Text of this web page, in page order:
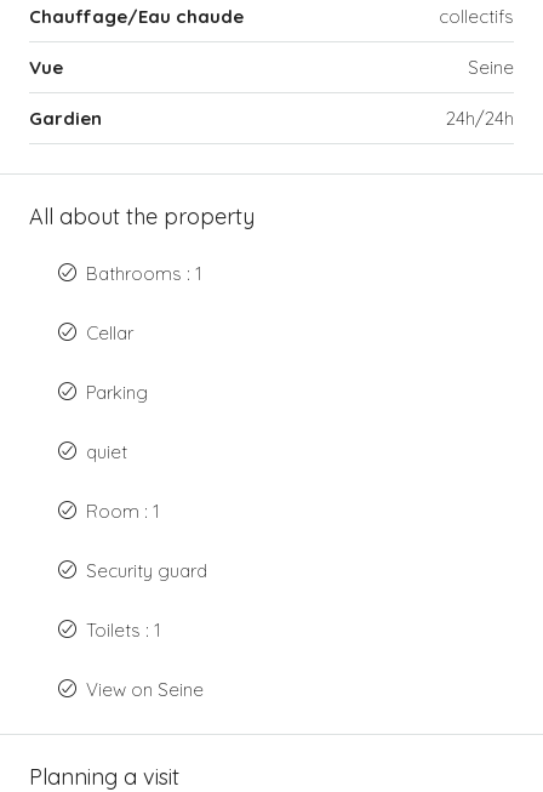
Chauffage/Eau chaude collectifs
Vue Seine
Gardien 24h/24h
All about the property
Bathrooms : 1
Cellar
Parking
quiet
Room : 1
Security guard
Toilets : 1
View on Seine
Planning a visit